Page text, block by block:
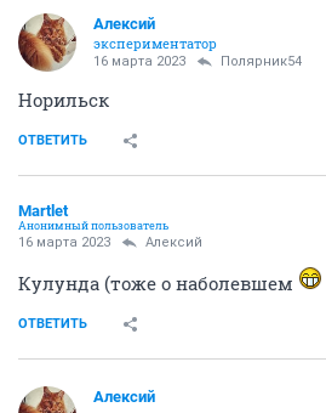
Алексий
экспериментатор
16 марта 2023 Полярник54
Норильск
ОТВЕТИТЬ
Мartlet
Анонимный пользователь
16 марта 2023 Алексий
Кулунда (тоже о наболевшем
ОТВЕТИТЬ
Алексий